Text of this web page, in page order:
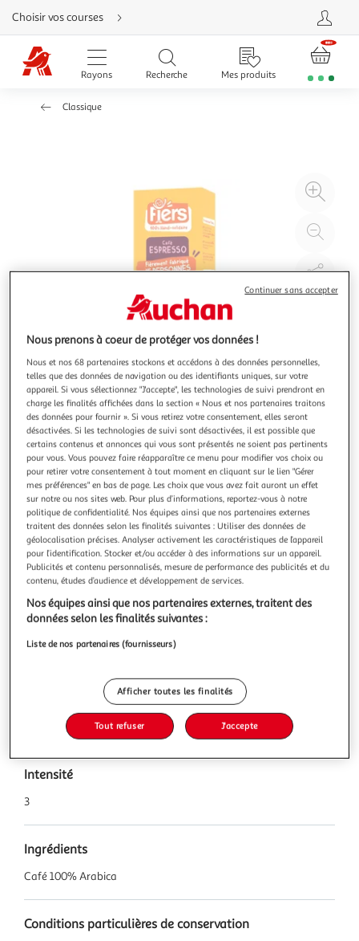
Aller
directement
au
contenu
Aller
directement
Aller
Choisir vos courses
Rayons Recherche Mes produits
Classique
à
100
le
FIERS
Capsules de café Espresso pur arabica goût corsé
intensité 3 compatibles Nespresso
Savourez l’intensité et la finesse de notre café Espresso, fruit
d’une agriculture respectueuse et préparé intégralement
par des personnes en situation de handicap.Ce café corsé et
aromatique vous offre une expérience unique à chaque
gorgée. Café Espresso en capsules compostables
compatibles Nespre
En savoir +
50g 10 capsules
Vous voulez connaître le prix de ce produit ?
Afficher le prix
Caractéristiques
Intensité
3
Ingrédients
Café 100% Arabica
Conditions particulières de conservation
Nous prenons à coeur de protéger vos données !
Nous et nos 68 partenaires stockons et accédons à des données personnelles,
telles que des données de navigation ou des identifiants uniques, sur votre
appareil. Si vous sélectionnez "J'accepte", les technologies de suivi prendront en
charge les finalités affichées dans la section « Nous et nos partenaires traitons
des données pour fournir ». Si vous retirez votre consentement, elles seront
désactivées. Si les technologies de suivi sont désactivées, il est possible que
certains contenus et annonces qui vous sont présentés ne soient pas pertinents
pour vous. Vous pouvez faire réapparaître ce menu pour modifier vos choix ou
pour retirer votre consentement à tout moment en cliquant sur le lien "Gérer
mes préférences" en bas de page. Les choix que vous avez fait auront un effet
sur notre ou nos sites web. Pour plus d’informations, reportez-vous à notre
politique de confidentialité. Nos équipes ainsi que nos partenaires externes
traitent des données selon les finalités suivantes : Utiliser des données de
géolocalisation précises. Analyser activement les caractéristiques de l’appareil
pour l’identification. Stocker et/ou accéder à des informations sur un appareil.
Publicités et contenu personnalisés, mesure de performance des publicités et du
contenu, études d’audience et développement de services.
Nos équipes ainsi que nos partenaires externes, traitent des
données selon les finalités suivantes :
Liste de nos partenaires (fournisseurs)
Afficher toutes les finalités
Tout refuser J'accepte
Continuer sans accepter